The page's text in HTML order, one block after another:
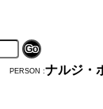
PERSON :ナルジ・